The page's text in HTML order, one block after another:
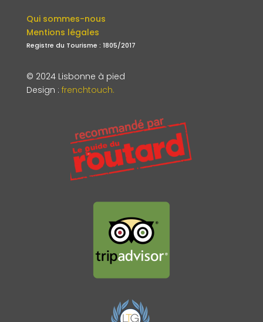
Qui sommes-nous
Mentions légales
Registre du Tourisme : 1805/2017
© 2024 Lisbonne à pied
Design : frenchtouch.